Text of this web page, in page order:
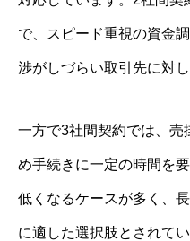
で、スピード重視の資金
渉がしづらい取引先に対
一方で3社間契約では、売
め手続きに一定の時間を
低くなるケースが多く、
に適した選択肢とされてい